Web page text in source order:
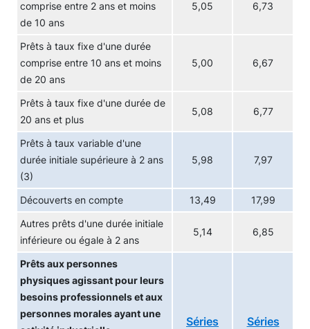
comprise entre 2 ans et moins
de 10 ans
5,05 6,73
Prêts à taux fixe d'une durée
comprise entre 10 ans et moins
de 20 ans
5,00 6,67
Prêts à taux fixe d'une durée de
20 ans et plus
5,08 6,77
Prêts à taux variable d'une
durée initiale supérieure à 2 ans
(3)
5,98 7,97
Découverts en compte 13,49 17,99
Autres prêts d'une durée initiale
inférieure ou égale à 2 ans
5,14 6,85
Prêts aux personnes
physiques agissant pour leurs
besoins professionnels et aux
personnes morales ayant une
Séries Séries